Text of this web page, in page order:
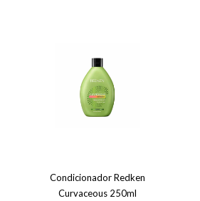
Condicionador Redken
Curvaceous 250ml